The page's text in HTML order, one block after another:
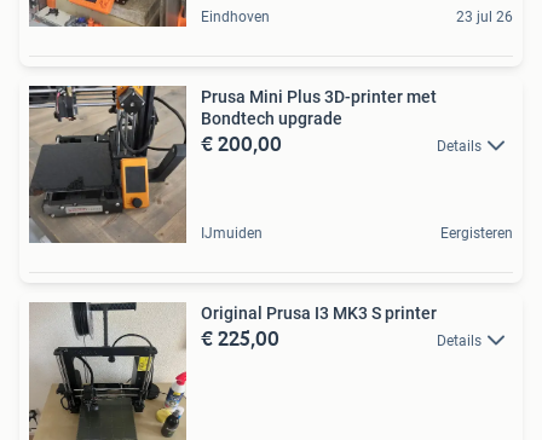
Eindhoven 23 jul 26
Prusa Mini Plus 3D-printer met
Bondtech upgrade
€ 200,00 Details
IJmuiden Eergisteren
Original Prusa I3 MK3 S printer
€ 225,00 Details